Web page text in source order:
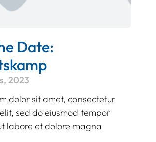
Date:
2023
dolor sit amet, consectetur
sed do eiusmod tempor
labore et dolore magna